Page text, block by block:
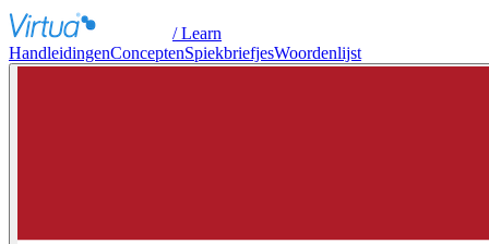
/ Learn
HandleidingenConceptenSpiekbriefjesWoordenlijst